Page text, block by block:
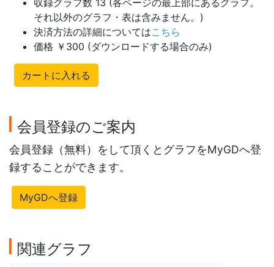
収録グラフ数 13 (各ページの最上部にあるグラフ。
それ以外のグラフ・表は含みません。)
決済方法の詳細についてはこちら
価格 ￥300 (ダウンロードする場合のみ)
カートに入れる
会員登録のご案内
会員登録（無料）をして頂くとグラフをMyGDへ登
録することができます。
MyGDへ登録
関連グラフ